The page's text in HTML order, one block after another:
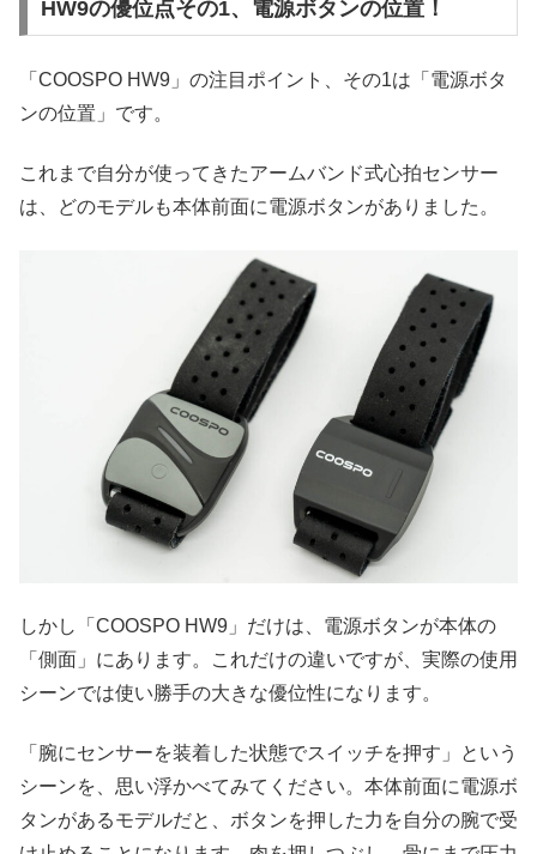
HW9の優位点その1、電源ボタンの位置！
「COOSPO HW9」の注目ポイント、その1は「電源ボタ
ンの位置」です。
これまで自分が使ってきたアームバンド式心拍センサー
は、どのモデルも本体前面に電源ボタンがありました。
しかし「COOSPO HW9」だけは、電源ボタンが本体の
「側面」にあります。これだけの違いですが、実際の使用
シーンでは使い勝手の大きな優位性になります。
「腕にセンサーを装着した状態でスイッチを押す」という
シーンを、思い浮かべてみてください。本体前面に電源ボ
タンがあるモデルだと、ボタンを押した力を自分の腕で受